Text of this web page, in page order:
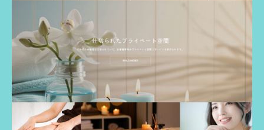
Category：エステ ホワイトニング
実際のページを見る